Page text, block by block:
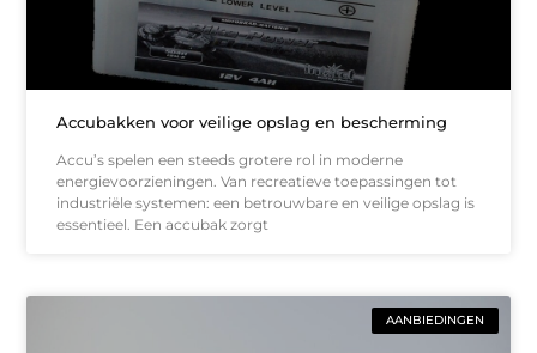
Accubakken voor veilige opslag en bescherming
Accu’s spelen een steeds grotere rol in moderne
energievoorzieningen. Van recreatieve toepassingen tot
industriële systemen: een betrouwbare en veilige opslag is
essentieel. Een accubak zorgt
AANBIEDINGEN